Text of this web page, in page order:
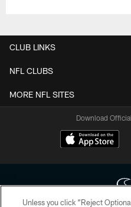
CLUB LINKS
NFL CLUBS
MORE NFL SITES
Download
Unless you click “Reject